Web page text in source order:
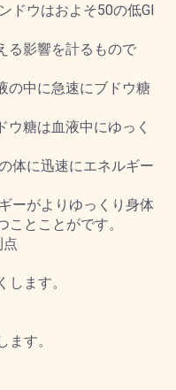
ドウはおよそ50の低GI
る影響を計るもので
の中に急速にブドウ糖
ウ糖は血液中にゆっく
体に迅速にエネルギー
ーがよりゆっくり身体
とことがです。
します。
ます。